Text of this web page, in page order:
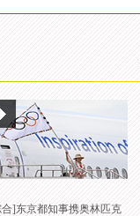
合]东京都知事携奥林匹克